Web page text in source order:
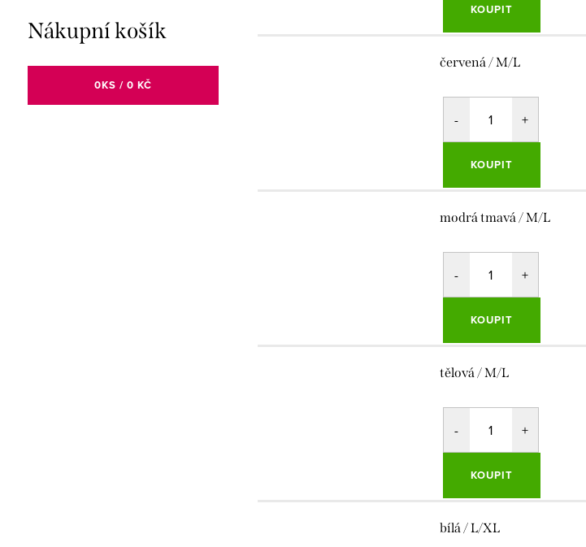
Nákupní košík
0KS / 0 KČ
KOUPIT
červená / M/L
KOUPIT
modrá tmavá / M/L
KOUPIT
tělová / M/L
KOUPIT
bílá / L/XL